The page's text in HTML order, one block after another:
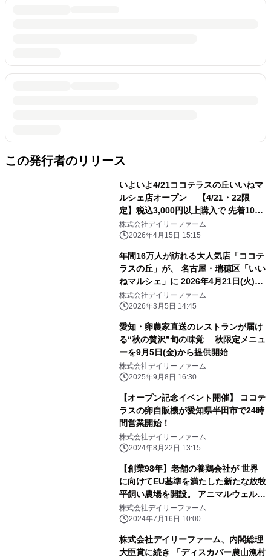
この発行者のリリース
いよいよ4/21ココテラスの丘いいねマ
ルシェ店オープン 【4/21・22限
定】税込3,000円以上購入で 先着100
名様に卵プレゼント！ 年間16万人が
訪れる「ココテラスの丘」が名古屋初
株式会社デイリーファーム
2026年4月15日 15:15
年間16万人が訪れる大人気店「ココテ
ラスの丘」が、 名古屋・瑞穂区「いい
ねマルシェ」に 2026年4月21日(火)グ
ランドオープン！
株式会社デイリーファーム
2026年3月5日 14:45
愛知・卵農家直送のレストランが届け
る“秋の贅沢”旬の味覚 秋限定メニュ
ーを9月5日(金)から提供開始
株式会社デイリーファーム
2025年9月8日 16:30
【オープン記念イベント開催】 ココテ
ラスの卵自販機が愛知県半田市で24時
間営業開始！
株式会社デイリーファーム
2024年8月22日 13:15
【創業98年】老舗の養鶏会社が 世界
に向けてEU基準を満たした新たな放牧
平飼い農場を開設。 アニマルウェルフ
ェアを配慮したサステナブルな養鶏
場。
株式会社デイリーファーム
2024年7月16日 10:00
株式会社デイリーファーム、内閣総理
大臣賞に続き 「ディスカバー農山漁村